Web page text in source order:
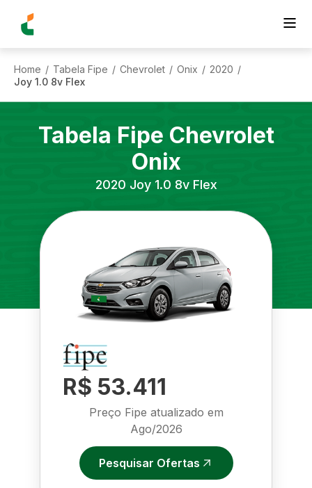
Home / Tabela Fipe / Chevrolet / Onix / 2020 /
Joy 1.0 8v Flex
Tabela Fipe Chevrolet
Onix
2020 Joy 1.0 8v Flex
R$ 53.411
Preço Fipe atualizado em
Ago/2026
Pesquisar Ofertas